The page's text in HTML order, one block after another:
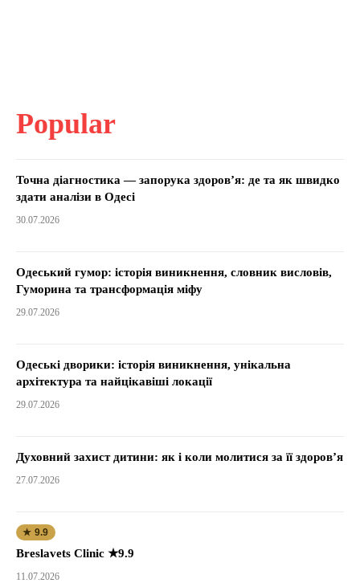
Popular
Точна діагностика — запорука здоров’я: де та як швидко
здати аналізи в Одесі
30.07.2026
Одеський гумор: історія виникнення, словник висловів,
Гуморина та трансформація міфу
29.07.2026
Одеські дворики: історія виникнення, унікальна
архітектура та найцікавіші локації
29.07.2026
Духовний захист дитини: як і коли молитися за її здоров’я
27.07.2026
★ 9.9
Breslavets Clinic ★9.9
11.07.2026